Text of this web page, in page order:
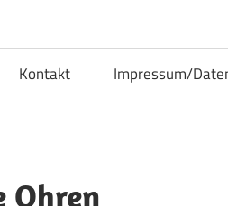
Kontakt Impressum/
Ohren